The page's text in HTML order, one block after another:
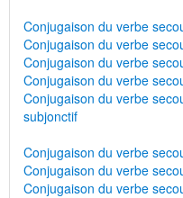
Conjugaison du verbe
Conjugaison du verbe
Conjugaison du verbe
Conjugaison du verbe
Conjugaison du verbe
subjonctif
Conjugaison du verbe
Conjugaison du verbe
Conjugaison du verbe